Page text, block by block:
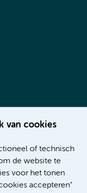
van cookies
of technisch
de website te
voor het tonen
accepteren"